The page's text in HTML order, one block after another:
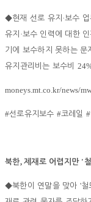
◆현재 선로 유지 ·보수
유지 ·보수 인력에 대한
기에 보수하지 못하는 문
유지관리비는 보수비
moneys.mt.co.kr/news/
#선로유지보수 #코레일 #
북한,제재로 어렵지만 '
◆북한이 연말을 맞아 '철